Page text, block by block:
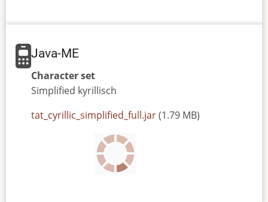
Java-ME
Character set
Simplified kyrillisch
JAR
tat_cyrillic_simplified_full.jar(1.79 MB)